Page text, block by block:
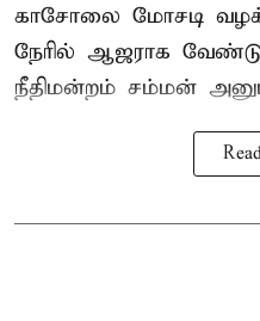
காசோலை மோசடி
நேரில் ஆஜராக
நீதிமன்றம் சம்மன்